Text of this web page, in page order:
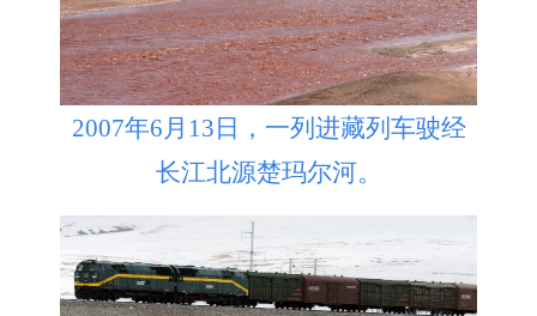
2007年6月13日，一列进藏列车驶经
长江北源楚玛尔河。